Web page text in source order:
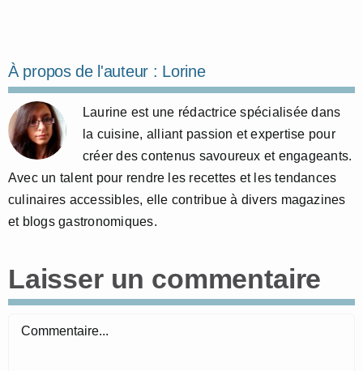
À propos de l'auteur : Lorine
Laurine est une rédactrice spécialisée dans
la cuisine, alliant passion et expertise pour
créer des contenus savoureux et engageants.
Avec un talent pour rendre les recettes et les tendances
culinaires accessibles, elle contribue à divers magazines
et blogs gastronomiques.
Laisser un commentaire
Commentaire